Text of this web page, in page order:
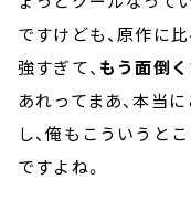
ですけども、原作に
強すぎて、 もう面倒
あれってまあ、本当
し、俺もこういうと
ですよね。